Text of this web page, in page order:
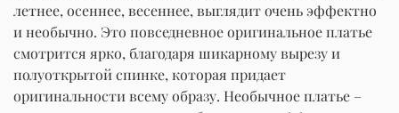
летнее, осеннее, весеннее, выглядит очень эффектно
и необычно. Это повседневное оригинальное платье
смотрится ярко, благодаря шикарному вырезу и
полуоткрытой спинке, которая придает
оригинальности всему образу. Необычное платье –